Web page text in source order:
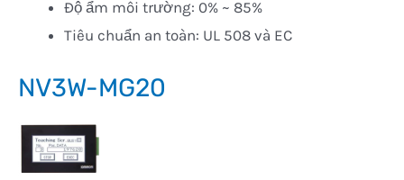
Độ ẩm môi trường: 0% ~ 85%
Tiêu chuẩn an toàn: UL 508 và EC
NV3W-MG20